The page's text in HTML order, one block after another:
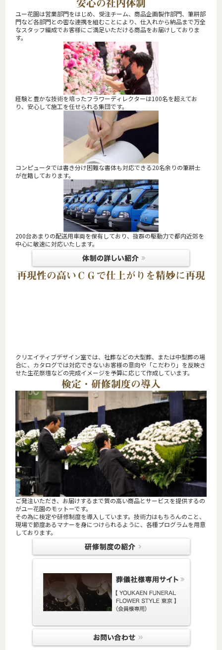
ユー花園は営業部門をはじめ、受注チーム、商品企画製作部門、筆耕部
門など各部門との密な連携を組むことにより、仕入れから納品まで万全
なスタッフ編成でお客様にご満足いただける商品をお届けしておりま
す。
経験と豊かな技術を培ったフラワーディレクターは100名を超えてお
り、安心して施工を任せられる集団です。
コンピュータでは書き分け困難な書体も対応できる20名余りの筆耕士
が在籍しております。
200台あまりの配送用車両を保有しており、抜群の駆動力で都内近郊を
中心に敏速に対応いたします。
再現性の高いＣＧで仕上がりを精妙に再現
クリエイティブデザイン室では、社葬などの大型葬、または中型葬の場
合に、カタログでは対応できないお客様の意向や「こだわり」を反映さ
せた生花祭壇などの完成イメージを予算に応じて作成しています。
検定・研修制度の導入
ご発注いただき、お届けするまで質の高い商品とサービスを提供するの
がユー花園のモットーです。
その為に検定や研修制度を導入しています。技術力はもちろんのこと、
現場で節度あるマナーを身につけられるように、各種プログラムを用意
しております。